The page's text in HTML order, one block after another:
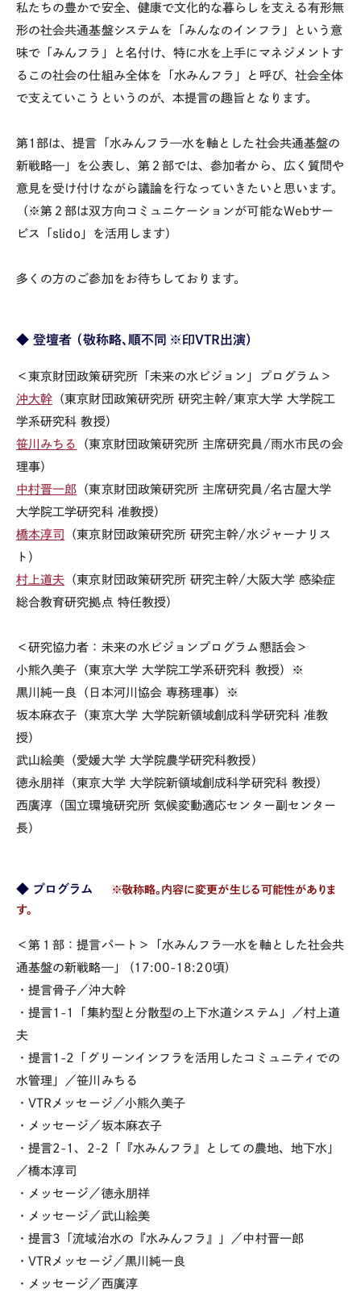
私たちの豊かで安全、健康で文化的な暮らしを支える有形無
形の社会共通基盤システムを「みんなのインフラ」という意
味で「みんフラ」と名付け、特に水を上手にマネジメントす
るこの社会の仕組み全体を「水みんフラ」と呼び、社会全体
で支えていこうというのが、本提言の趣旨となります。
第1部は、提言「水みんフラ—水を軸とした社会共通基盤の
新戦略—」を公表し、第２部では、参加者から、広く質問や
意見を受け付けながら議論を行なっていきたいと思います。
（※第２部は双方向コミュニケーションが可能なWebサー
ビス「slido」を活用します）
多くの方のご参加をお待ちしております。
◆ 登壇者 （敬称略、順不同 ※印VTR出演）
＜東京財団政策研究所「未来の水ビジョン」プログラム＞
沖大幹 （東京財団政策研究所 研究主幹/東京大学 大学院工
学系研究科 教授）
笹川みちる
（東京財団政策研究所 主席研究員/雨水市民の会
理事）
中村晋一郎 （東京財団政策研究所 主席研究員/名古屋大学
大学院工学研究科 准教授）
橋本淳司
（東京財団政策研究所 研究主幹/水ジャーナリス
ト）
村上道夫 （東京財団政策研究所 研究主幹/大阪大学 感染症
総合教育研究拠点 特任教授）
＜研究協力者：未来の水ビジョンプログラム懇話会＞
小熊久美子（東京大学 大学院工学系研究科 教授）※
黒川純一良（日本河川協会 専務理事）※
坂本麻衣子（東京大学 大学院新領域創成科学研究科 准教
授）
武山絵美（愛媛大学 大学院農学研究科教授）
徳永朋祥（東京大学 大学院新領域創成科学研究科 教授）
西廣淳（国立環境研究所 気候変動適応センター副センター
長）
◆ プログラム
※敬称略。内容に変更が生じる可能性がありま
す。
＜第１部：提言パート＞「水みんフラ—水を軸とした社会共
通基盤の新戦略—」 (17:00-18:20頃)
・提言骨子／沖大幹
・提言1-1「集約型と分散型の上下水道システム」／村上道
夫
・提言1-2「グリーンインフラを活用したコミュニティでの
水管理」／笹川みちる
・VTRメッセージ／小熊久美子
・メッセージ／坂本麻衣子
・提言2-1、2-2「『水みんフラ』としての農地、地下水」
／橋本淳司
・メッセージ／徳永朋祥
・メッセージ／武山絵美
・提言3「流域治水の『水みんフラ』」／中村晋一郎
・VTRメッセージ／黒川純一良
・メッセージ／西廣淳